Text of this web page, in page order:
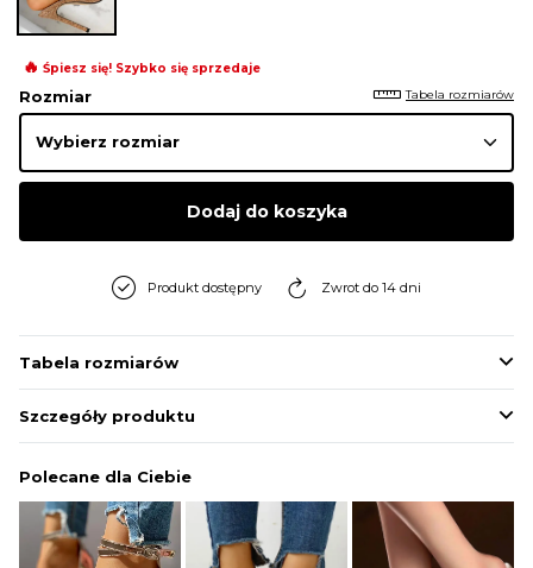
🔥 Śpiesz się! Szybko się sprzedaje
Rozmiar Tabela rozmiarów
Dodaj do koszyka
Produkt dostępny Zwrot do 14 dni
Tabela rozmiarów
Szczegóły produktu
Polecane dla Ciebie